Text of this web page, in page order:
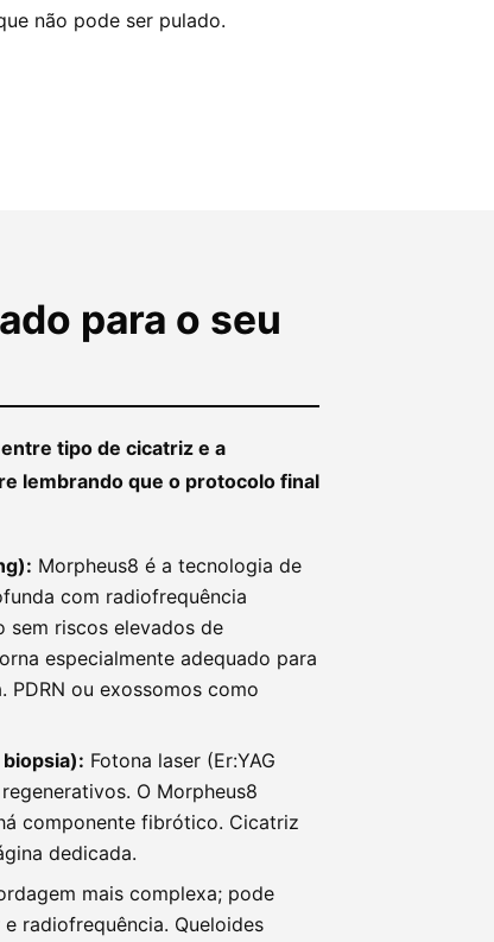
não pode ser pulado.
para o seu
tipo de cicatriz e a
lembrando que o protocolo final
Morpheus8 é a tecnologia de
com radiofrequência
sem riscos elevados de
especialmente adequado para
PDRN ou exossomos como
Fotona laser (Er:YAG
O Morpheus8
componente fibrótico. Cicatriz
dedicada.
mais complexa; pode
radiofrequência. Queloides